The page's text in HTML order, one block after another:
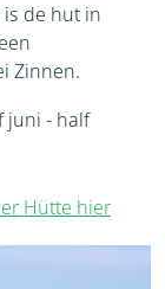
de hut in
Zinnen.
juni - half
Hütte hier